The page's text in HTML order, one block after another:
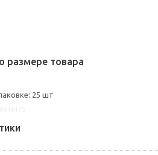
размере товара
25 шт